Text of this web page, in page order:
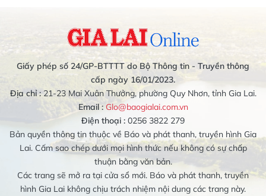
Giấy phép số 24/GP-BTTTT do Bộ Thông tin - Truyền thông
cấp ngày 16/01/2023.
Địa chỉ :21-23 Mai Xuân Thưởng, phường Quy Nhơn, tỉnh Gia Lai.
Email : Glo@baogialai.com.vn
Điện thoại : 0256 3822 279
Bản quyền thông tin thuộc về Báo và phát thanh, truyền hình Gia
Lai. Cấm sao chép dưới mọi hình thức nếu không có sự chấp
thuận bằng văn bản.
Các trang sẽ mở ra tại cửa sổ mới. Báo và phát thanh, truyền
hình Gia Lai không chịu trách nhiệm nội dung các trang này.